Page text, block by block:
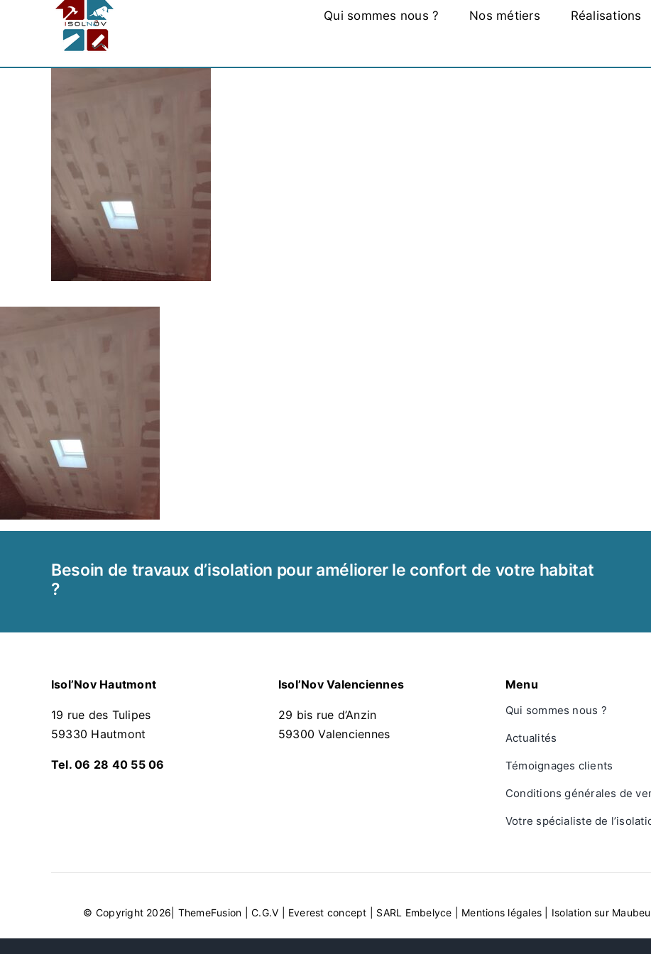
Qui sommes nous ? Nos métiers Réalisations
Besoin de travaux d’isolation pour améliorer le confort de votre habitat
?
Isol’Nov Hautmont
19 rue des Tulipes
59330 Hautmont
Tel. 06 28 40 55 06
Isol’Nov Valenciennes
29 bis rue d’Anzin
59300 Valenciennes
Menu
Qui sommes nous ?
Actualités
Témoignages clients
Conditions générales de
Votre spécialiste de
© Copyright 2026| ThemeFusion |C.G.V Everest concept SARL Embelyce Mentions légales Isolation sur